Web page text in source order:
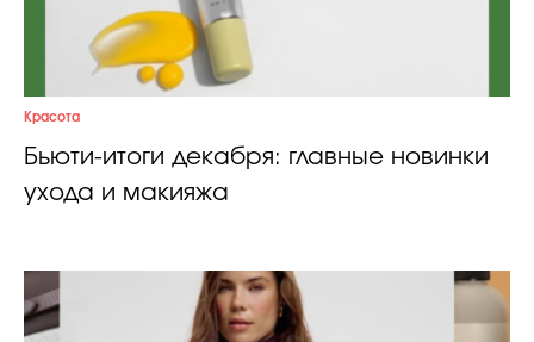
Красота
Бьюти-итоги декабря: главные новинки
ухода и макияжа